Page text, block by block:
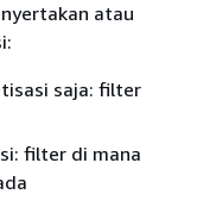
atau
saja: filter
filter di mana